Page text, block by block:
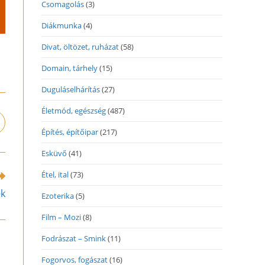
Csomagolás(3)
Diákmunka(4)
Divat, öltözet, ruházat(58)
Domain, tárhely(15)
Duguláselhárítás(27)
Életmód, egészség(487)
Építés, építőipar(217)
Esküvő (41)
Étel, ital(73)
Ezoterika(5)
Film – Mozi(8)
Fodrászat – Smink(11)
Fogorvos, fogászat(16)